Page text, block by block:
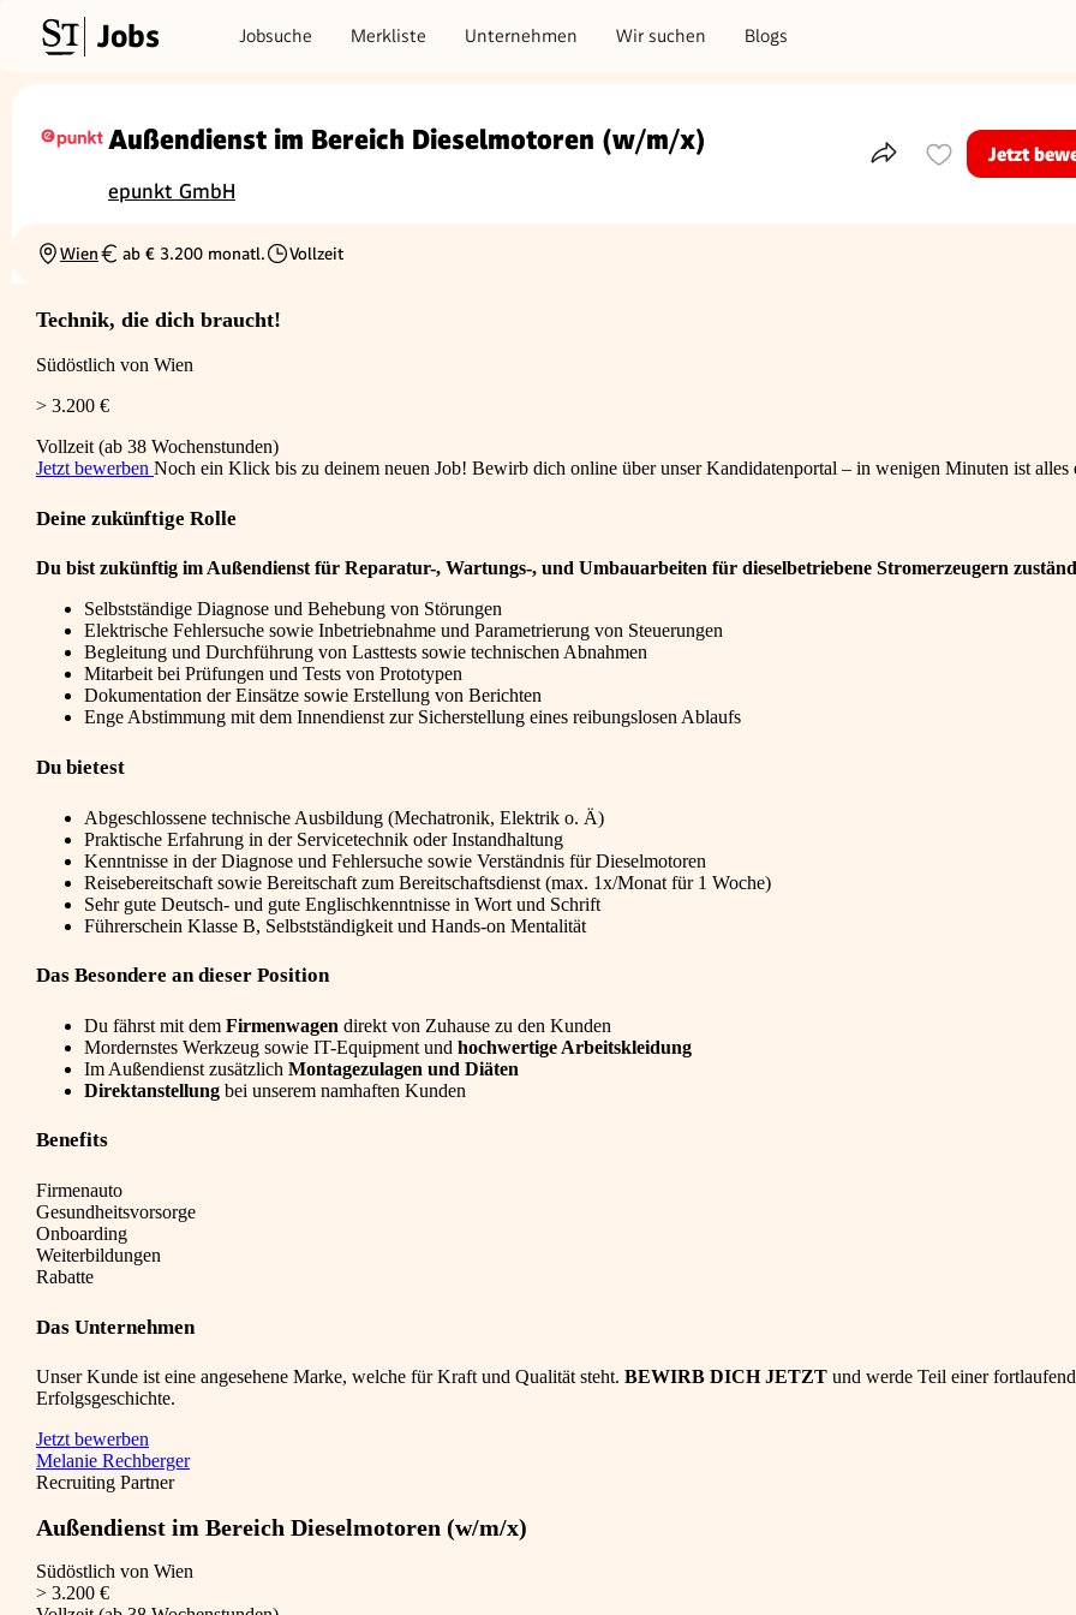
Jobs Jobsuche Merkliste Unternehmen Wir suchen Blogs
Außendienst im Bereich Dieselmotoren (w/m/x)
epunkt GmbH
Teile dieses Inserat
Jetzt
Ortschaft
Wien
Gehalt
ab € 3.200 monatl.
Beschäftigungsart
Vollzeit
Technik, die dich braucht!
Südöstlich von Wien
> 3.200 €
Vollzeit (ab 38 Wochenstunden)
Jetzt bewerben Noch ein Klick bis zu deinem neuen Job! Bewirb dich online über unser Kandidatenportal – in wenigen Minuten ist alles
Deine zukünftige Rolle
Du bist zukünftig im Außendienst für Reparatur-, Wartungs-, und Umbauarbeiten für dieselbetriebene Stromerzeugern
Selbstständige Diagnose und Behebung von Störungen
Elektrische Fehlersuche sowie Inbetriebnahme und Parametrierung von Steuerungen
Begleitung und Durchführung von Lasttests sowie technischen Abnahmen
Mitarbeit bei Prüfungen und Tests von Prototypen
Dokumentation der Einsätze sowie Erstellung von Berichten
Enge Abstimmung mit dem Innendienst zur Sicherstellung eines reibungslosen Ablaufs
Du bietest
Abgeschlossene technische Ausbildung (Mechatronik, Elektrik o. Ä)
Praktische Erfahrung in der Servicetechnik oder Instandhaltung
Kenntnisse in der Diagnose und Fehlersuche sowie Verständnis für Dieselmotoren
Reisebereitschaft sowie Bereitschaft zum Bereitschaftsdienst (max. 1x/Monat für 1 Woche)
Sehr gute Deutsch- und gute Englischkenntnisse in Wort und Schrift
Führerschein Klasse B, Selbstständigkeit und Hands-on Mentalität
Das Besondere an dieser Position
Du fährst mit dem Firmenwagen direkt von Zuhause zu den Kunden
Mordernstes Werkzeug sowie IT-Equipment und hochwertige Arbeitskleidung
Im Außendienst zusätzlich Montagezulagen und Diäten
Direktanstellung bei unserem namhaften Kunden
Benefits
Firmenauto
Gesundheitsvorsorge
Onboarding
Weiterbildungen
Rabatte
Das Unternehmen
Unser Kunde ist eine angesehene Marke, welche für Kraft und Qualität steht. BEWIRB DICH JETZT und werde Teil einer
Erfolgsgeschichte.
Jetzt bewerben
Melanie Rechberger
Recruiting Partner
Außendienst im Bereich Dieselmotoren (w/m/x)
Südöstlich von Wien
> 3.200 €